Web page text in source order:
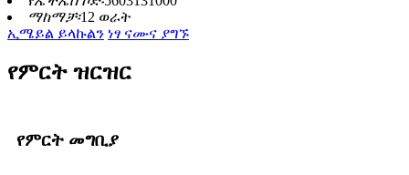
ማከማቻ፡12 ወራት
ኢሜይል ይላኩልን ነፃ ናሙና ያግኙ
የምርት ዝርዝር
የምርት መግቢያ